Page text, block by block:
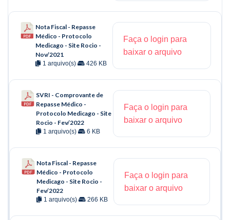
Nota Fiscal - Repasse
Médico - Protocolo
Medicago - Site Rocio -
Nov/2021
1 arquivo(s) 426 KB
Faça o login para
baixar o arquivo
SVRI - Comprovante de
Repasse Médico -
Protocolo Medicago - Site
Rocio - Fev/2022
1 arquivo(s) 6 KB
Faça o login para
baixar o arquivo
Nota Fiscal - Repasse
Médico - Protocolo
Medicago - Site Rocio -
Fev/2022
1 arquivo(s) 266 KB
Faça o login para
baixar o arquivo